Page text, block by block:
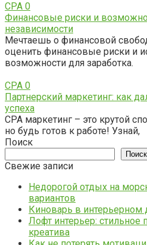
CPA 0
Финансовые риски и
независимости
Мечтаешь о финансовой
оценить финансовые риски и
возможности для заработка.
CPA 0
Партнерский маркетинг: как
успеха
CPA маркетинг – это крутой
но будь готов к работе! Узнай,
Поиск
Поиск
Свежие записи
Недорогой отдых на
вариантов
Киноварь в интерьерном
Лофт интерьер: стильное
креатива